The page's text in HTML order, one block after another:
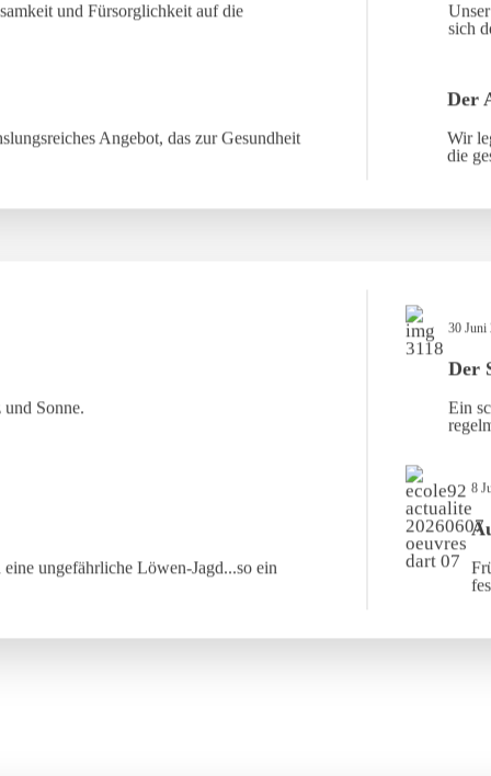
und Fürsorglichkeit auf die
sich
Angebot, das zur Gesundheit
Der
Wir
die
Sonne.
30 Juni
Der
Ein
ungefährliche Löwen-Jagd...so ein
8